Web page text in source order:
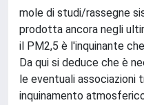
mole di studi/rassegne
prodotta ancora negli
il PM2,5 è l'inquinante
Da qui si deduce che è
le eventuali associazioni
inquinamento